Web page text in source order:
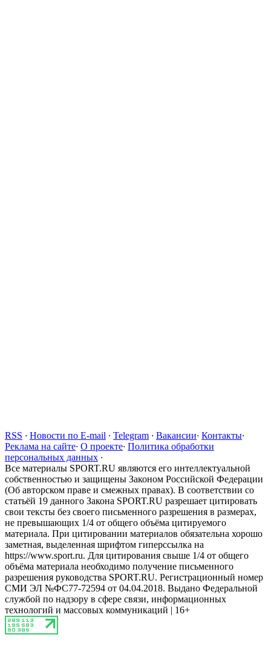
RSS · Новости по E-mail · Telegram · Вакансии· Контакты·
Реклама на сайте· О проекте· Политика обработки
персональных данных ·
Все материалы SPORT.RU являются его интеллектуальной
собственностью и защищены Законом Российской Федерации
(Об авторском праве и смежных правах). В соответствии со
статьёй 19 данного Закона SPORT.RU разрешает цитировать
свои тексты без своего письменного разрешения в размерах,
не превышающих 1/4 от общего объёма цитируемого
материала. При цитировании материалов обязательна хорошо
заметная, выделенная шрифтом гиперссылка на
https://www.sport.ru. Для цитирования свыше 1/4 от общего
объёма материала необходимо получение письменного
разрешения руководства SPORT.RU. Регистрационный номер
СМИ ЭЛ №ФС77-72594 от 04.04.2018. Выдано Федеральной
службой по надзору в сфере связи, информационных
технологий и массовых коммуникаций | 16+